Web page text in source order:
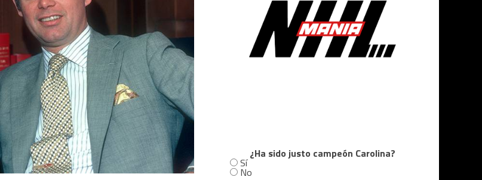
¿Ha sido justo campeón Carolina?
Sí
No